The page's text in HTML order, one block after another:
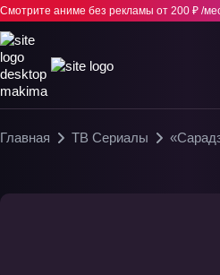
Смотрите аниме без рекламы от 200 ₽ /
Главная ТВ Сериалы